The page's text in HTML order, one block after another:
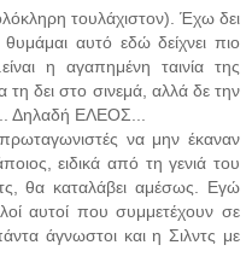
τουλάχιστον). Έχω δει
αυτό εδώ δείχνει πιο
η αγαπημένη ταινία της
δει στο σινεμά, αλλά δε την
Δηλαδή ΕΛΕΟΣ...
να μην έκαναν
ειδικά από τη γενιά του
θα καταλάβει αμέσως. Εγώ
αυτοί που συμμετέχουν σε
άγνωστοι και η Σιλντς με